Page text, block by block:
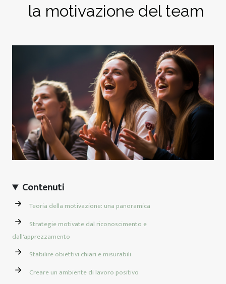
la motivazione del team
Contenuti
Teoria della motivazione: una panoramica
Strategie motivate dal riconoscimento e
dall'apprezzamento
Stabilire obiettivi chiari e misurabili
Creare un ambiente di lavoro positivo